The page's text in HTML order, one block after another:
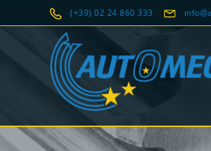
(+39) 02 24 860 333